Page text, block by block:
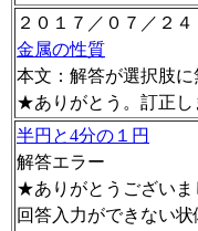
２０１７／０７／２４
金属の性質
本文：解答が選択肢に
★ありがとう。訂正し
半円と4分の１円
解答エラー
★ありがとうございま
回答入力ができない状